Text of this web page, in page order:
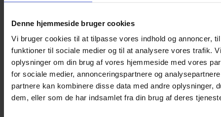
Denne hjemmeside bruger cookies
Vi bruger cookies til at tilpasse vores indhold og annoncer,
funktioner til sociale medier og til at analysere vores trafik.
oplysninger om din brug af vores hjemmeside med vores
for sociale medier, annonceringspartnere og
partnere kan kombinere disse data med andre oplysninger,
dem, eller som de har indsamlet fra din brug af deres
Translucent Cloud Matte – Zone Blue Light Blue (Cat.
3)
MedCébé Meije får børnene frihed til at lege i solen – og du
får ro i sindet, velvidende at deres øjne er godt beskyttet.
Vægt 50 g